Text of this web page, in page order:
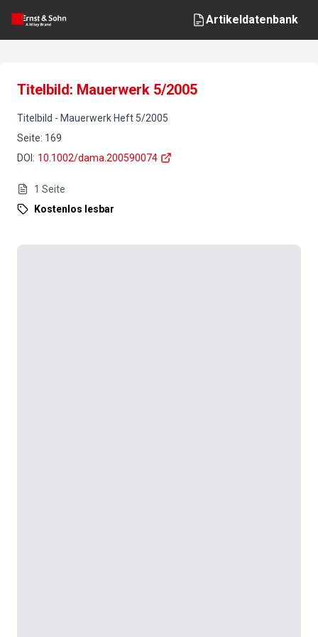
Artikeldatenbank
Titelbild: Mauerwerk 5/2005
Titelbild - Mauerwerk Heft 5/2005
Seite: 169
DOI : 10.1002/dama.200590074
1 Seite
Kostenlos lesbar